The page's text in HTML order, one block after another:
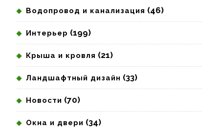
Водопровод и канализация (46)
Интерьер (199)
Крыша и кровля (21)
Ландшафтный дизайн (33)
Новости (70)
Окна и двери (34)